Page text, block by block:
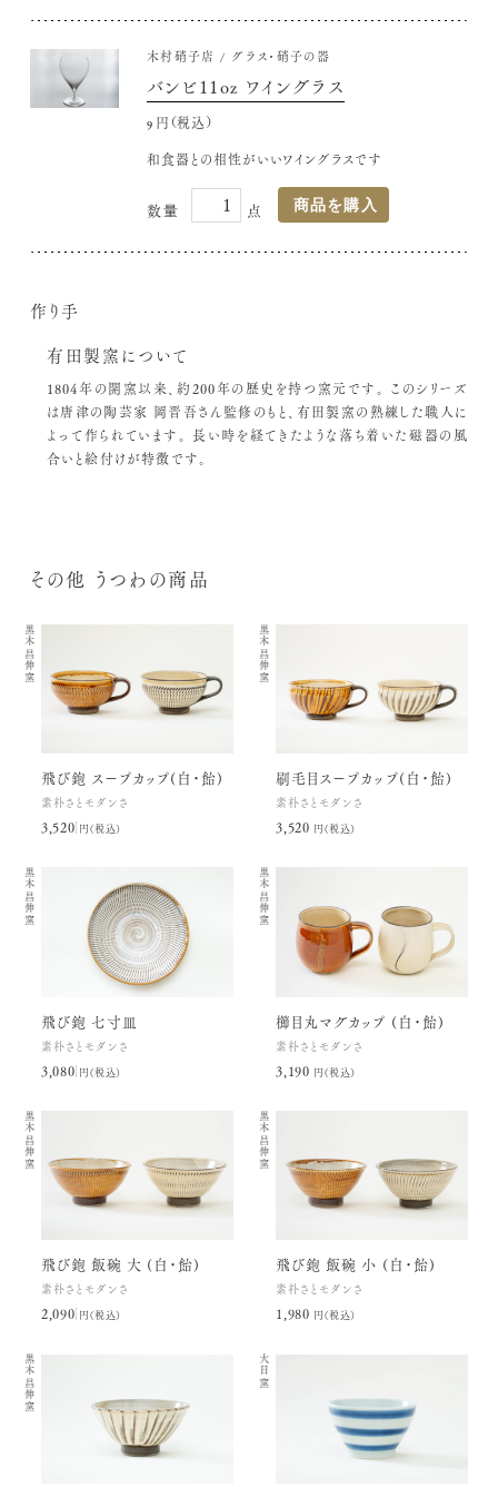
木村硝子店 グラス・硝子の器
バンビ11oz ワイングラス
9,240円(税込)
和食器との相性がいいワイングラスです
作り手
有田製窯について
1804年の開窯以来、約200年の歴史を持つ窯元です。 このシリーズ
は唐津の陶芸家 岡晋吾さん監修のもと、有田製窯の熟練した職人に
よって作られています。 長い時を経てきたような落ち着いた磁器の風
合いと絵付けが特徴です。
その他 うつわの商品
黒木昌伸窯
飛び鉋 スープカップ(白・飴)
素朴さとモダンさ
3,520円(税込)
黒木昌伸窯
刷毛目スープカップ(白・飴)
素朴さとモダンさ
3,520円(税込)
黒木昌伸窯
飛び鉋 七寸皿
素朴さとモダンさ
3,080円(税込)
黒木昌伸窯
櫛目丸マグカップ (白・飴)
素朴さとモダンさ
3,190円(税込)
黒木昌伸窯
飛び鉋 飯碗 大 (白・飴)
素朴さとモダンさ
2,090円(税込)
黒木昌伸窯
飛び鉋 飯碗 小 (白・飴)
素朴さとモダンさ
1,980円(税込)
黒木昌伸窯 大日窯